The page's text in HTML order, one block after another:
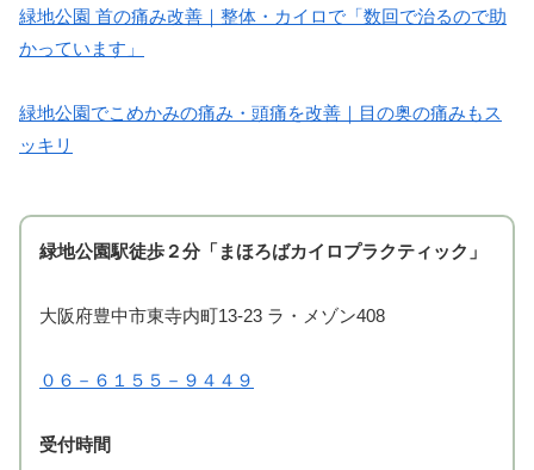
緑地公園 首の痛み改善｜整体・カイロで「数回で治るので助
かっています」
緑地公園でこめかみの痛み・頭痛を改善｜目の奥の痛みもス
ッキリ
緑地公園駅徒歩２分「まほろばカイロプラクティック」
大阪府豊中市東寺内町13-23 ラ・メゾン408
０６－６１５５－９４４９
受付時間